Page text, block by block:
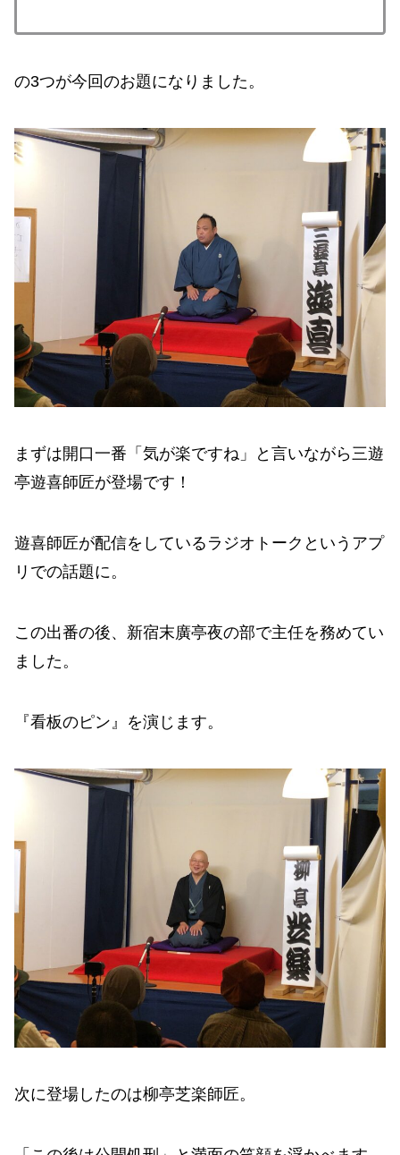
の3つが今回のお題になりました。
まずは開口一番「気が楽ですね」と言いながら三遊
亭遊喜師匠が登場です！
遊喜師匠が配信をしているラジオトークというアプ
リでの話題に。
この出番の後、新宿末廣亭夜の部で主任を務めてい
ました。
『看板のピン』を演じます。
次に登場したのは柳亭芝楽師匠。